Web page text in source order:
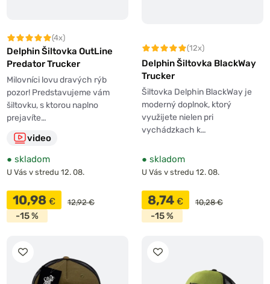
(4x)
Delphin Šiltovka OutLine
Predator Trucker
Milovníci lovu dravých rýb
pozor! Predstavujeme vám
šiltovku, s ktorou naplno
prejavíte…
video
● skladom
U Vás v stredu 12. 08.
10,98 € 12,92 €
-15 %
(12x)
Delphin Šiltovka BlackWay
Trucker
Šiltovka Delphin BlackWay je
moderný doplnok, ktorý
využijete nielen pri
vychádzkach k…
● skladom
U Vás v stredu 12. 08.
8,74 € 10,28 €
-15 %